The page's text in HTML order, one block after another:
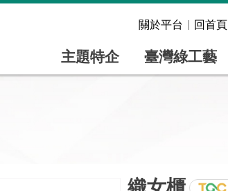
關於平台 回首頁
主題特企 臺灣綠工藝